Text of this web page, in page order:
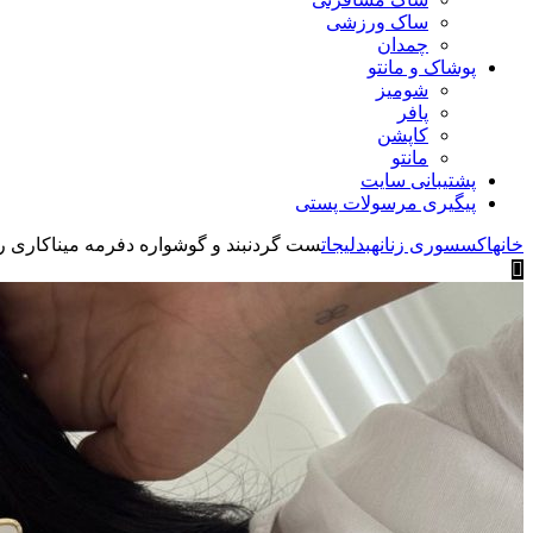
ساک ورزشی
چمدان
پوشاک و مانتو
شومیز
پافر
کاپشن
مانتو
پشتیبانی سایت
پیگیری مرسولات پستی
خانهاکسسوری زنانهبدلیجاتست گردنبند و گوشواره دفرمه میناکاری